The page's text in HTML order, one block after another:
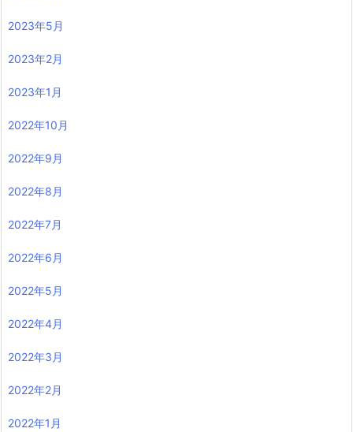
2023年5月
2023年2月
2023年1月
2022年10月
2022年9月
2022年8月
2022年7月
2022年6月
2022年5月
2022年4月
2022年3月
2022年2月
2022年1月